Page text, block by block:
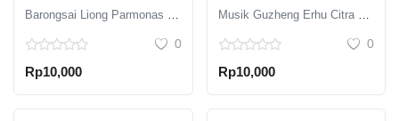
Barongsai Liong Parmonas Studio
0
Rp10,000
Musik Guzheng Erhu Citra Studio
0
Rp10,000